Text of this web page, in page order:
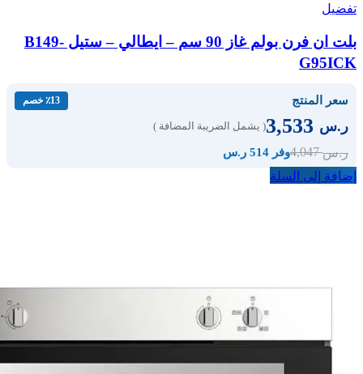
تفضيل
بلت ان فرن بولم غاز 90 سم – ايطالي – ستيل B149-
G95ICK
سعر المنتج ٪13 خصم
ر.س ( يشمل الضريبة المضافة )
ر.س4,047 وفر 514 ر.س
إضافة إلى السلة